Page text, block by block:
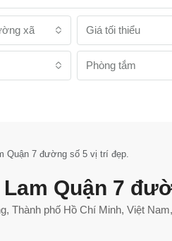
xã Giá tối thiểu
Phòng tắm
Quận 7 đường số 5 vị trí đẹp.
Quận 7
phố Hồ Chí Minh, Việt